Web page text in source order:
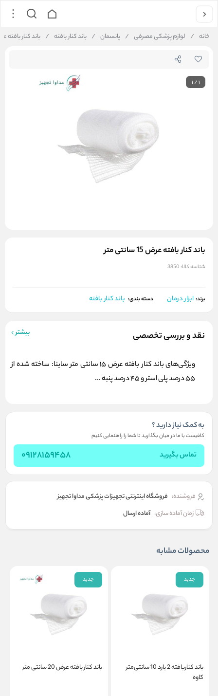
خانه / لوازم پزشکی مصرفی / پانسمان / باند کنار بافته / باند کنار بافته عرض 15
1/1
باند کنار بافته عرض 15 سانتی متر
شناسه کالا: 3850
برند: ابزار درمان دسته بندی: باند کنار بافته
نقد و بررسی تخصصی بیشتر
ویژگی‌‎های باند کنار بافته عرض 15 سانتی متر ساینا: ساخته شده از
55 درصد پلی استر و 45 درصد پنبه ...
به کمک نیاز دارید ؟
کافیست با ما در میان بگذارید تا شما را راهنمایی کنیم
تماس بگیرید 09128159458
فروشنده: فروشگاه اینترنتی تجهیزات پزشکی مداوا تجهیز
زمان آماده سازی: آماده ارسال
محصولات مشابه
جدید
باند کناربافته 2 یارد 10 سانتی‌متر
کاوه
جدید
باند کنار بافته عرض 20 سانتی متر